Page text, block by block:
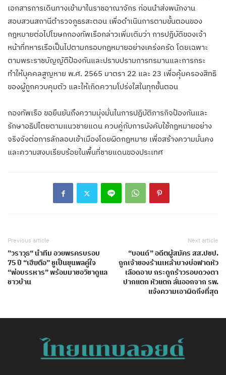
เอกสารการเดินทางเข้ามาในราชอาณาจักร ก่อนนำส่งพนักงาน
สอบสวนสถานีตำรวจภูธรสะตอน เพื่อดำเนินการตามขั้นตอนของ
กฎหมายต่อไปโฆษกกองทัพเรือกล่าวเพิ่มเติมว่า การปฏิบัติของเจ้า
หน้าที่ทหารเรือเป็นไปตามกรอบกฎหมายอย่างเคร่งครัด โดยเฉพาะ
ตามพระราชบัญญัติป้องกันและปราบปรามการทรมานและการกระ
ทำให้บุคคลสูญหาย พ.ศ. 2565 มาตรา 22 และ 23 เพื่อคุ้มครองสิทธิ
ของผู้ถูกควบคุมตัว และให้เกิดความโปร่งใสในทุกขั้นตอน
กองทัพเรือ ขอยืนยันถึงความมุ่งมั่นในการปฏิบัติภารกิจป้องกันและ
รักษาอธิปไตยตามแนวชายแดน ควบคู่กับการบังคับใช้กฎหมายอย่าง
จริงจังต่อการลักลอบเข้าเมืองโดยผิดกฎหมาย เพื่อสร้างความมั่นคง
และความสงบเรียบร้อยในพื้นที่ชายแดนของประเทศ
Previous article
”วราวุธ“ นำทีม อวยพรครบรอบ
75 ปี “เฮียตือ” ชูเป็นขุนพลคู่ใจ
“พ่อบรรหาร” พร้อมมาขอวิชาดูแล
ชาวบ้าน
Next article
“บอนด์” อดีตผู้สมัคร สส.ปชป.
ถูกเจ้าของร้านเหล้าบางบ่อฟาดหัว
เลือดอาบ กระดูกร้าวรอบดวงตา
ปากแตก หัวแตก ลั่นออกจาก รพ.
แจ้งความเอาผิดถึงที่สุด